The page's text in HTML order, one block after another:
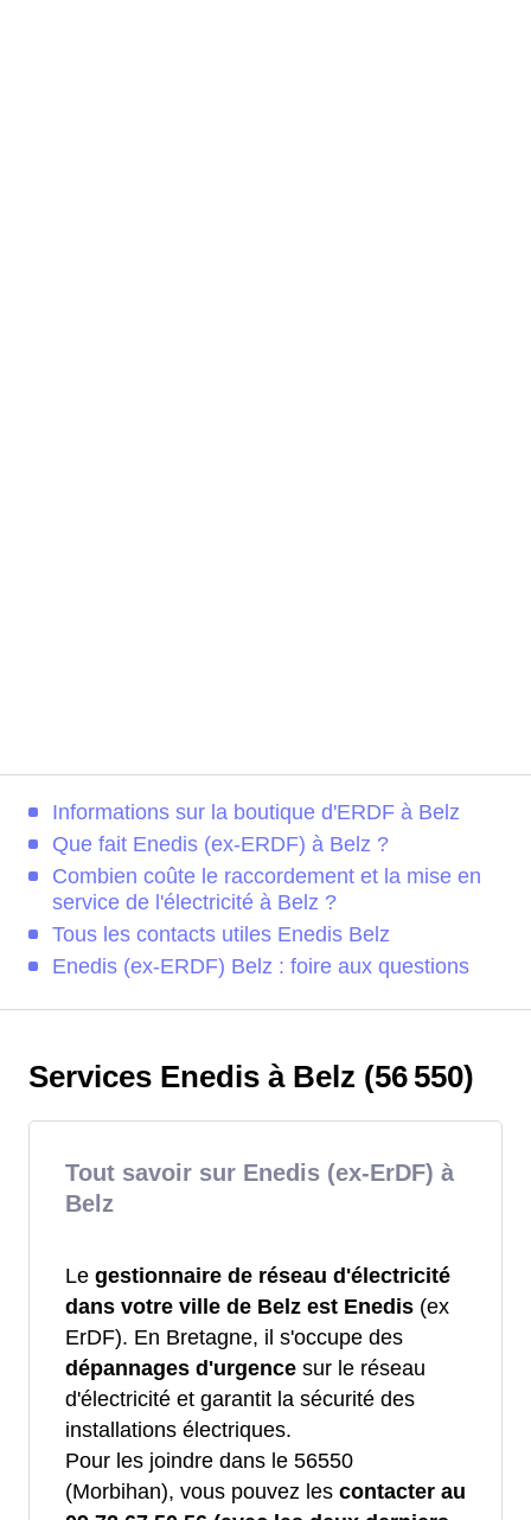
Informations sur la boutique d'ERDF à Belz
Que fait Enedis (ex-ERDF) à Belz ?
Combien coûte le raccordement et la mise en
service de l'électricité à Belz ?
Tous les contacts utiles Enedis Belz
Enedis (ex-ERDF) Belz : foire aux questions
Services Enedis à Belz (56 550)
Tout savoir sur Enedis (ex-ErDF) à
Belz
Le gestionnaire de réseau d'électricité
dans votre ville de Belz est Enedis (ex
ErDF). En Bretagne, il s'occupe des
dépannages d'urgence sur le réseau
d'électricité et garantit la sécurité des
installations électriques.
Pour les joindre dans le 56550
(Morbihan), vous pouvez les contacter au